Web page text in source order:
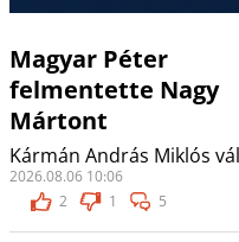
Magyar Péter
felmentette Nagy
Mártont
Kármán András Miklós
2026.08.06 10:06
2
1 5